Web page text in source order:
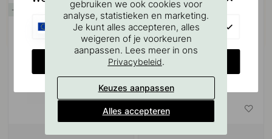
15
gebruiken we ook cookies voor
analyse, statistieken en marketing.
Je kunt alles accepteren, alles
weigeren of je voorkeuren
aanpassen. Lees meer in ons
Privacybeleid.
Keuzes aanpassen
Alles accepteren
CHANGE COUNTRY